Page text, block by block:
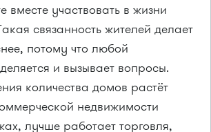
вместе участвовать в жизни
связанность жителей делает
потому что любой
и вызывает вопросы.
количества домов растёт
недвижимости
лучше работает торговля,